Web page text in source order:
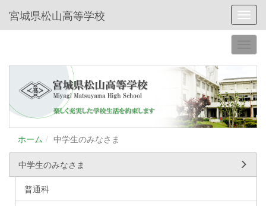
宮城県松山高等学校
ホーム 中学生のみなさま
中学生のみなさま
普通科